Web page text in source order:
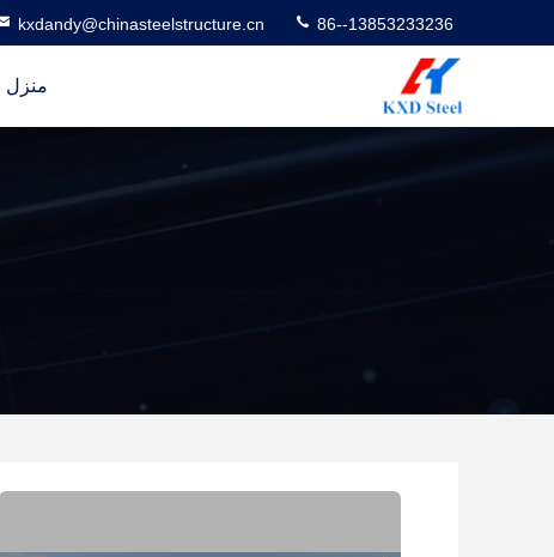
kxdandy@chinasteelstructure.cn 86--13853233236
منزل